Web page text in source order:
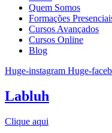
Quem Somos
Formações
Cursos Avançados
Cursos Online
Blog
Huge-instagram Huge-
Labluh
Clique aqui